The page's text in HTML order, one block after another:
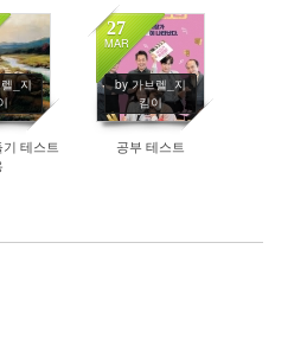
_지
테스트
27
MAR
by 가브렐_지
킴이
320
공부 테스트